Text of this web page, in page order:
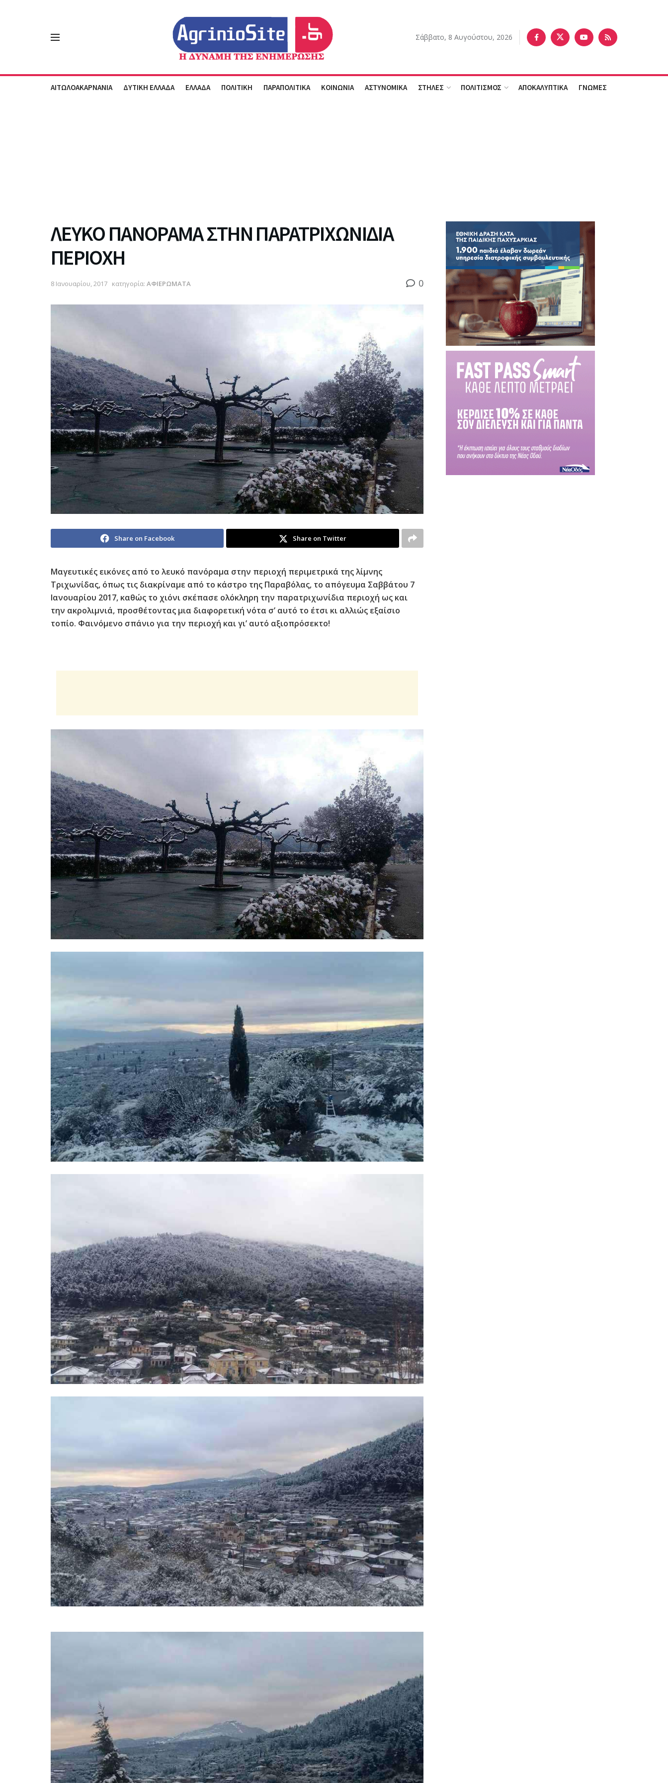
Σάββατο, 8 Αυγούστου, 2026
ΑΙΤΩΛΟΑΚΑΡΝΑΝΙΑ ΔΥΤΙΚΗ ΕΛΛΑΔΑ ΕΛΛΑΔΑ ΠΟΛΙΤΙΚΗ ΠΑΡΑΠΟΛΙΤΙΚΑ ΚΟΙΝΩΝΙΑ ΑΣΤΥΝΟΜΙΚΑ ΣΤΗΛΕΣ ΠΟΛΙΤΙΣΜΟΣ ΑΠΟΚΑΛΥΠΤΙΚΑ ΓΝΩΜΕΣ
ΛΕΥΚΟ ΠΑΝΟΡΑΜΑ ΣΤΗΝ ΠΑΡΑΤΡΙΧΩΝΙΔΙΑ
ΠΕΡΙΟΧΗ
8 Ιανουαρίου, 2017 κατηγορία: ΑΦΙΕΡΩΜΑΤΑ 0
Share on Facebook Share on Twitter
Μαγευτικές εικόνες από το λευκό πανόραμα στην περιοχή περιμετρικά της λίμνης
Τριχωνίδας, όπως τις διακρίναμε από το κάστρο της Παραβόλας, το απόγευμα Σαββάτου 7
Ιανουαρίου 2017, καθώς το χιόνι σκέπασε ολόκληρη την παρατριχωνίδια περιοχή ως και
την ακρολιμνιά, προσθέτοντας μια διαφορετική νότα σ’ αυτό το έτσι κι αλλιώς εξαίσιο
τοπίο. Φαινόμενο σπάνιο για την περιοχή και γι’ αυτό αξιοπρόσεκτο!